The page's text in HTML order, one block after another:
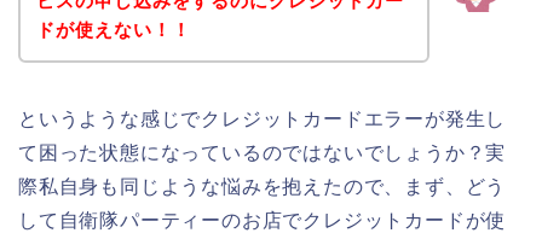
ドが使えない！！
というような感じでクレジットカードエラーが発生し
て困った状態になっているのではないでしょうか？実
際私自身も同じような悩みを抱えたので、まず、どう
して自衛隊パーティーのお店でクレジットカードが使